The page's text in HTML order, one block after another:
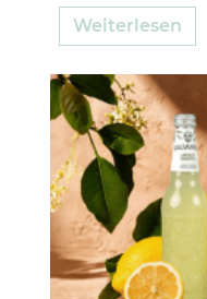
Weiterlesen